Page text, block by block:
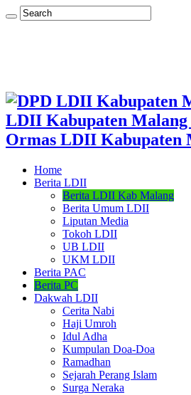
LDII Kabupaten
Ormas LDII Kabupaten
Home
Berita LDII
Berita LDII Kab Malang
Berita Umum LDII
Liputan Media
Tokoh LDII
UB LDII
UKM LDII
Berita PAC
Berita PC
Dakwah LDII
Cerita Nabi
Haji Umroh
Idul Adha
Kumpulan Doa-Doa
Ramadhan
Sejarah Perang Islam
Surga Neraka